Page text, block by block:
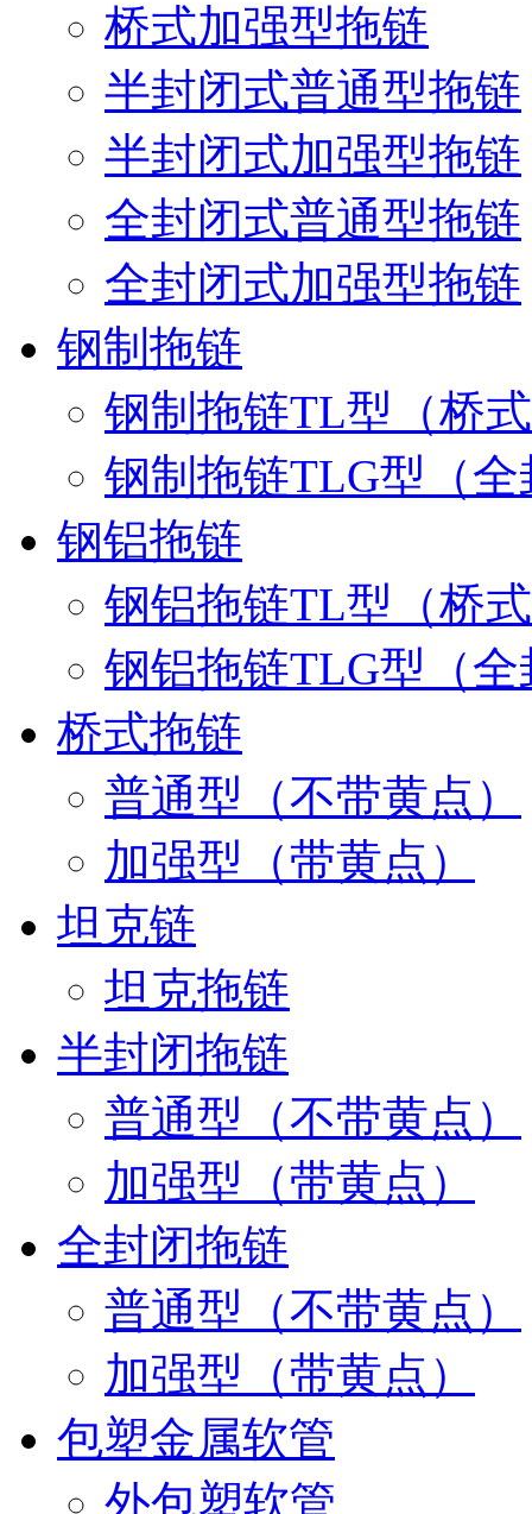
桥式加强型拖链
半封闭式普通型拖链
半封闭式加强型拖链
全封闭式普通型拖链
全封闭式加强型拖链
钢制拖链
钢制拖链TL型（桥
钢制拖链TLG型（全
钢铝拖链
钢铝拖链TL型（桥
钢铝拖链TLG型（全
桥式拖链
普通型（不带黄点）
加强型（带黄点）
坦克链
坦克拖链
半封闭拖链
普通型（不带黄点）
加强型（带黄点）
全封闭拖链
普通型（不带黄点）
加强型（带黄点）
包塑金属软管
外包塑软管